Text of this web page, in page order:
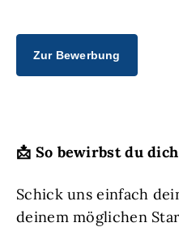
Zur Bewerbung
📩 So bewirbst du dich
Schick uns einfach
deinem möglichen